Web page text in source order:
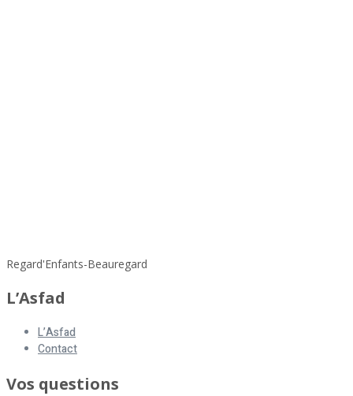
Regard'Enfants-Beauregard
L’Asfad
L’Asfad
Contact
Vos questions